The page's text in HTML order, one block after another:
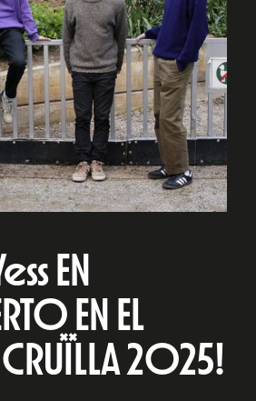
EN
EN EL
CRUÏLLA 2025!